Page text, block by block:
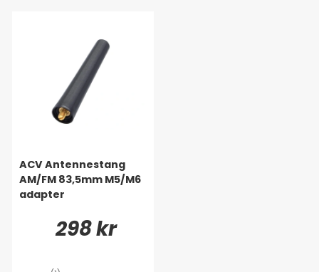
ACV Antennestang
AM/FM 83,5mm M5/M6
adapter
298 kr